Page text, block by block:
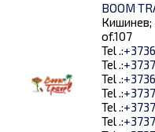
BOOM
Кишинев;
of.107
Tel .:
Tel .:
Tel .:
Tel .:
Tel .:
Tel .: